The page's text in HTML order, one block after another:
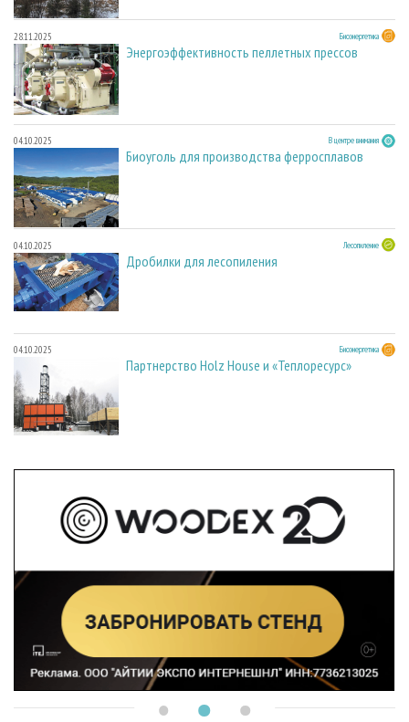
28.11.2025 Биоэнергетика
Энергоэффективность пеллетных прессов
04.10.2025 В центре внимания
Биоуголь для производства ферросплавов
04.10.2025 Лесопиление
Дробилки для лесопиления
04.10.2025 Биоэнергетика
Партнерство Holz House и «Теплоресурс»